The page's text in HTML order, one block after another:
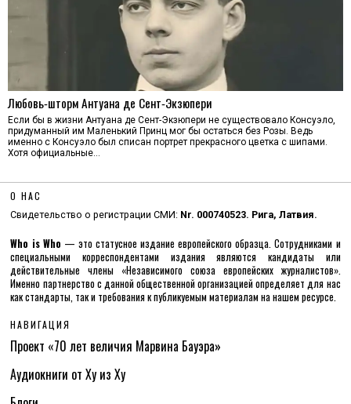
Любовь‑шторм Антуана де Сент‑Экзюпери
Если бы в жизни Антуана де Сент-Экзюпери не существовало Консуэло,
придуманный им Маленький Принц мог бы остаться без Розы. Ведь
именно с Консуэло был списан портрет прекрасного цветка с шипами.
Хотя официальные…
О НАС
Свидетельство о регистрации СМИ: Nr. 000740523. Рига, Латвия.
Who is Who — это статусное издание европейского образца. Сотрудниками и
специальными корреспондентами издания являются кандидаты или
действительные члены «Независимого союза европейских журналистов».
Именно партнерство с данной общественной организацией определяет для нас
как стандарты, так и требования к публикуемым материалам на нашем ресурсе.
НАВИГАЦИЯ
Проект «70 лет величия Марвина Бауэра»
Аудиокниги от Ху из Ху